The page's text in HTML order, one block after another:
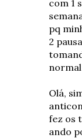
com 1
pq
2
Olá,
fez os
ando